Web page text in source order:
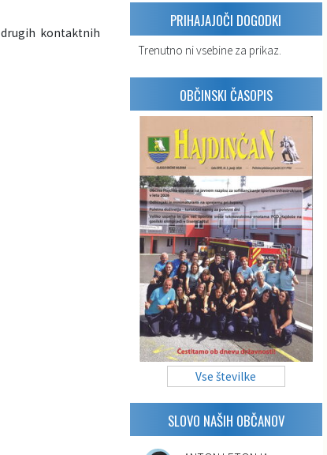
kontaktnih
PRIHAJAJOČI DOGODKI
Trenutno ni vsebine za prikaz.
OBČINSKI ČASOPIS
Vse številke
SLOVO NAŠIH OBČANOV